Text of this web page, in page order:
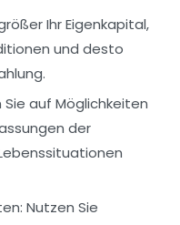
Ihr Eigenkapital,
und desto
auf Möglichkeiten
der
Nutzen Sie